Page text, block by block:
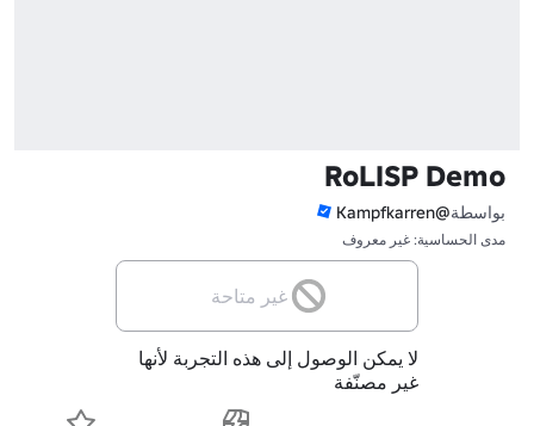
RoLISP Demo
بواسطة@Kampfkarren
مدى الحساسية: غير معروف
غير متاحة
لا يمكن الوصول إلى هذه التجربة لأنها
غير مصنّفة